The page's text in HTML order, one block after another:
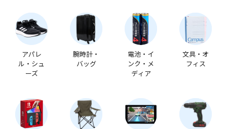
アパレ
ル・シュ
ーズ
腕時計・
バッグ
電池・イ
ンク・メ
ディア
文具・オ
フィス